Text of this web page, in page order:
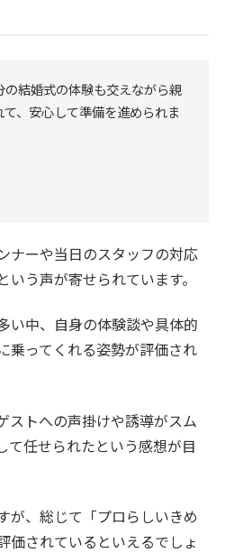
結婚式の体験も交えながら親
、安心して準備を進められま
ナーや当日のスタッフの対応
う声が寄せられています。
い中、自身の体験談や具体的
乗ってくれる姿勢が評価され
ストへの声掛けや誘導がスム
て任せられたという感想が目
が、総じて「プロらしいきめ
価されているといえるでしょ